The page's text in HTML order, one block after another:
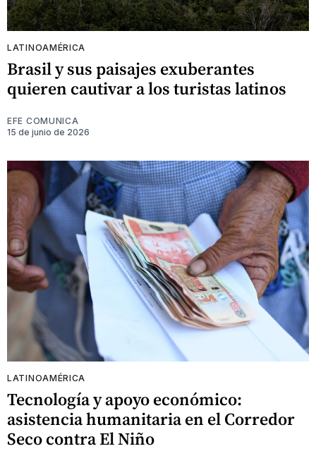
LATINOAMÉRICA
Brasil y sus paisajes exuberantes
quieren cautivar a los turistas latinos
EFE COMUNICA
15 de junio de 2026
LATINOAMÉRICA
Tecnología y apoyo económico:
asistencia humanitaria en el Corredor
Seco contra El Niño